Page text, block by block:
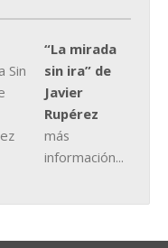
“La mirada
sin ira” de
Javier
Rupérez
más
información...